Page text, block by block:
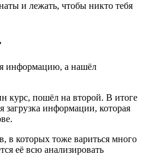
и лежать, чтобы никто тебя
информацию, а нашёл
курс, пошёл на второй. В итоге
загрузка информации, которая
в которых тоже вариться много
её всю анализировать